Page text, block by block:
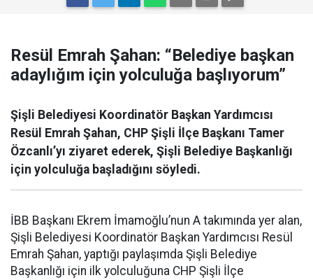
Resül Emrah Şahan: “Belediye başkan
adaylığım için yolculuğa başlıyorum”
Şişli Belediyesi Koordinatör Başkan Yardımcısı
Resül Emrah Şahan, CHP Şişli İlçe Başkanı Tamer
Özcanlı’yı ziyaret ederek, Şişli Belediye Başkanlığı
için yolculuğa başladığını söyledi.
İBB Başkanı Ekrem İmamoğlu’nun A takımında yer alan,
Şişli Belediyesi Koordinatör Başkan Yardımcısı Resül
Emrah Şahan, yaptığı paylaşımda Şişli Belediye
Başkanlığı için ilk yolculuğuna CHP Şişli İlçe